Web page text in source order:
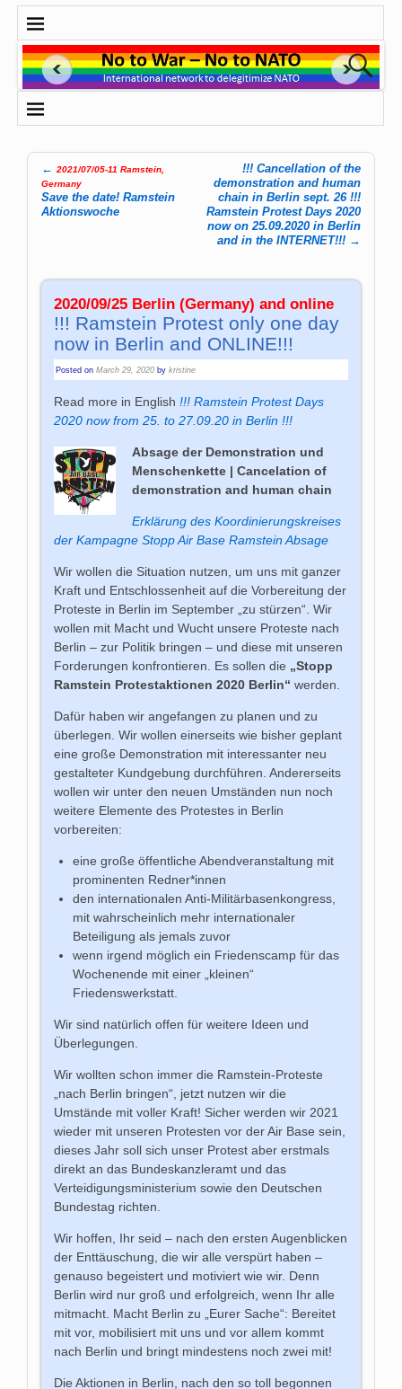
Post navigation
← 2021/07/05-11 Ramstein,
Germany
Save the date! Ram­stein
Aktions­woche
!!! Cancellation of the
demonstration and human
chain in Berlin sept. 26 !!!
Ramstein Protest Days 2020
now on 25.09.2020 in Berlin
and in the INTERNET!!! →
2020/09/25 Berlin (Germany) and online
!!! Ramstein Protest only one day
now in Berlin and ONLINE!!!
Posted onMarch 29, 2020 bykristine
Read more in English !!! Ramstein Protest Days
2020 now from 25. to 27.09.20 in Berlin !!!
Absage der Demonstration und
Menschenkette | Cancelation of
demonstration and human chain
Erklärung des Koordinierungskreises
der Kampagne Stopp Air Base Ramstein Absage
Wir wollen die Situation nutzen, um uns mit ganzer
Kraft und Entschlossenheit auf die Vorbereitung der
Proteste in Berlin im September „zu stürzen“. Wir
wollen mit Macht und Wucht unsere Proteste nach
Berlin – zur Politik bringen – und diese mit unseren
Forderungen konfrontieren. Es sollen die „Stopp
Ramstein Protestaktionen 2020 Berlin“ werden.
Dafür haben wir angefangen zu planen und zu
überlegen. Wir wollen einerseits wie bisher geplant
eine große Demonstration mit interessanter neu
gestalteter Kundgebung durchführen. Andererseits
wollen wir unter den neuen Umständen nun noch
weitere Elemente des Protestes in Berlin
vorbereiten:
eine große öffentliche Abendveranstaltung mit
prominenten Redner*innen
den internationalen Anti-Militärbasenkongress,
mit wahrscheinlich mehr internationaler
Beteiligung als jemals zuvor
wenn irgend möglich ein Friedenscamp für das
Wochenende mit einer „kleinen“
Friedenswerkstatt.
Wir sind natürlich offen für weitere Ideen und
Überlegungen.
Wir wollten schon immer die Ramstein-Proteste
„nach Berlin bringen“, jetzt nutzen wir die
Umstände mit voller Kraft! Sicher werden wir 2021
wieder mit unseren Protesten vor der Air Base sein,
dieses Jahr soll sich unser Protest aber erstmals
direkt an das Bundeskanzleramt und das
Verteidigungsministerium sowie den Deutschen
Bundestag richten.
Wir hoffen, Ihr seid – nach den ersten Augenblicken
der Enttäuschung, die wir alle verspürt haben –
genauso begeistert und motiviert wie wir. Denn
Berlin wird nur groß und erfolgreich, wenn Ihr alle
mitmacht. Macht Berlin zu „Eurer Sache“: Bereitet
mit vor, mobilisiert mit uns und vor allem kommt
nach Berlin und bringt mindestens noch zwei mit!
Die Aktionen in Berlin, nach den so toll begonnen